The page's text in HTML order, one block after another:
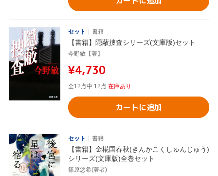
セット 書籍
【書籍】隠蔽捜査シリーズ(文庫版)セット
今野敏【著】
¥4,730
全12点中 12点 在庫あり
カートに追加
セット 書籍
【書籍】金椛国春秋(きんかこくしゅんじゅう)
シリーズ(文庫版)全巻セット
篠原悠希(著者)